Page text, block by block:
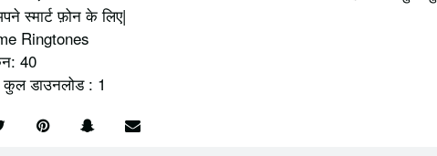
स्मार्ट फ़ोन के लिए|
Ringtones
40
डाउनलोड : 1